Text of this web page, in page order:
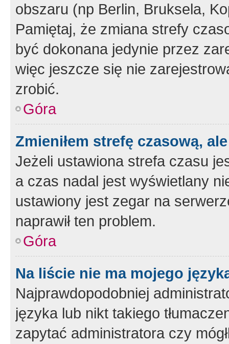
obszaru (np Berlin, Bruksela,
Pamiętaj, że zmiana strefy
być dokonana jedynie przez
więc jeszcze się nie
zrobić.
Góra
Zmieniłem strefę czasową,
Jeżeli ustawiona strefa czasu
a czas nadal jest wyświetlany
ustawiony jest zegar na
naprawił ten problem.
Góra
Na liście nie ma mojego
Najprawdopodobniej
języka lub nikt takiego
zapytać administratora czy